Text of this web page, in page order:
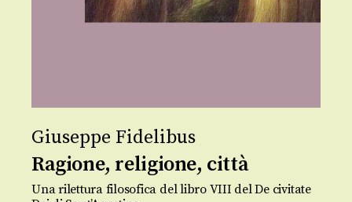
Giuseppe Fidelibus
Ragione, religione, città
Una rilettura filosofica del libro VIII del De civitate